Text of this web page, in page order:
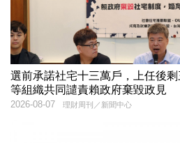
選前承諾社宅十三萬戶，上任後
等組織共同譴責賴政府棄毀政見
理財周刊／新聞中心
2026-08-07